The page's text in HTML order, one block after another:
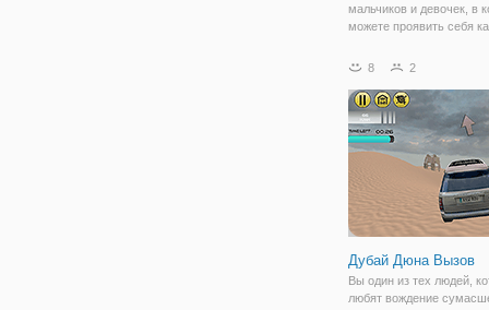
мальчиков и девочек, в
можете проявить себя
окажетесь в мире
задача заключается в
проехать
8 2
Дубай Дюна Вызов
Вы один из тех людей,
любят вождение